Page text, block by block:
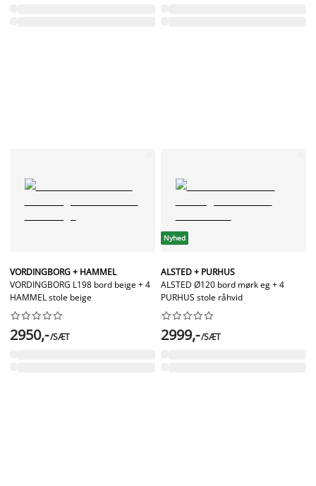
VORDINGBORG + HAMMEL
VORDINGBORG L198 bord beige + 4
HAMMEL stole beige






2950,-/SÆT
Nyhed
ALSTED + PURHUS
ALSTED Ø120 bord mørk eg + 4
PURHUS stole råhvid






2999,-/SÆT